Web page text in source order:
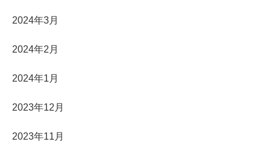
2024年3月
2024年2月
2024年1月
2023年12月
2023年11月